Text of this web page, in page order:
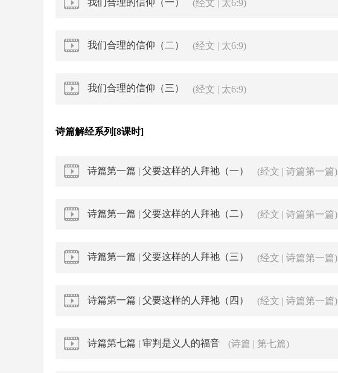
(经文 | 太6:9)
我们合理的信仰（二） (经文 | 太6:9)
我们合理的信仰（三） (经文 | 太6:9)
诗篇解经系列[8课时]
诗篇第一篇 | 父要这样的人拜祂（一） (经文 | 诗篇第一篇)
诗篇第一篇 | 父要这样的人拜祂（二） (经文 | 诗篇第一篇)
诗篇第一篇 | 父要这样的人拜祂（三） (经文 | 诗篇第一篇)
诗篇第一篇 | 父要这样的人拜祂（四） (经文 | 诗篇第一篇)
诗篇第七篇 | 审判是义人的福音 (诗篇 | 第七篇)